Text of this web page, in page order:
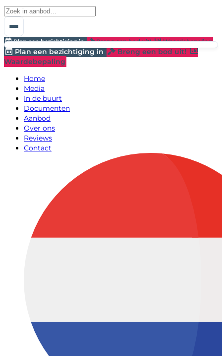
Plan een bezichtiging in Breng een bod uit! Waardebepaling
Plan een bezichtiging in
Breng een bod uit!
Waardebepaling
Home
Media
In de buurt
Documenten
Aanbod
Over ons
Reviews
Contact